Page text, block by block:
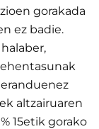
gorakada
ez badie.
altzairuaren
15etik gorako